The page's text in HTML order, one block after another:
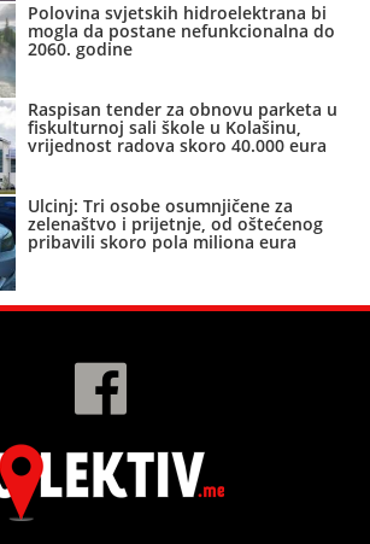
Polovina svjetskih hidroelektrana bi
mogla da postane nefunkcionalna do
2060. godine
Raspisan tender za obnovu parketa u
fiskulturnoj sali škole u Kolašinu,
vrijednost radova skoro 40.000 eura
Ulcinj: Tri osobe osumnjičene za
zelenaštvo i prijetnje, od oštećenog
pribavili skoro pola miliona eura